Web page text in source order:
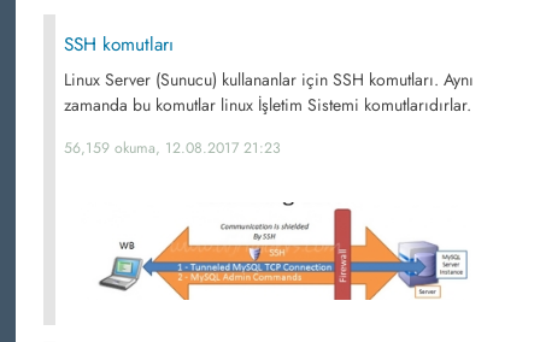
SSH komutları
Linux Server (Sunucu) kullananlar için SSH komutları. Aynı
zamanda bu komutlar linux İşletim Sistemi komutlarıdırlar.
56,159 okuma, 12.08.2017 21:23